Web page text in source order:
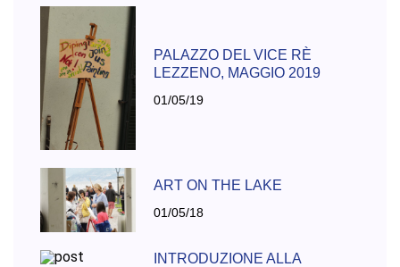
PALAZZO DEL VICE RÈ
LEZZENO, MAGGIO 2019
01/05/19
ART ON THE LAKE
01/05/18
INTRODUZIONE ALLA